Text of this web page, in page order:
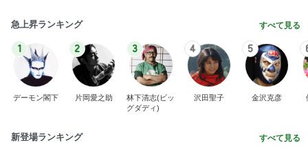
急上昇ランキング すべて見る
1
デーモン閣下
2
片岡愛之助
3
林下清志(ビッ
グダディ)
4
沢田聖子
5
金沢克彦
新登場ランキング すべて見る